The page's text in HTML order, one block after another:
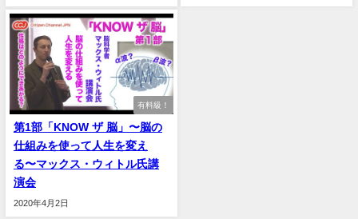
有料級！
第1部「KNOW ザ 脳」〜脳の
仕組みを使って人生を変え
る〜マックス・ウィトル氏講
演会
2020年4月2日